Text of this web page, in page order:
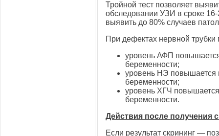
Тройной тест позволяет
обследовании УЗИ в сроке
выявить до 80% случаев
При дефектах нервной трубки
уровень АФП
беременности;
уровень НЭ повышается
беременности;
уровень ХГЧ
беременности.
Действия после получения
Если результат скрининг —